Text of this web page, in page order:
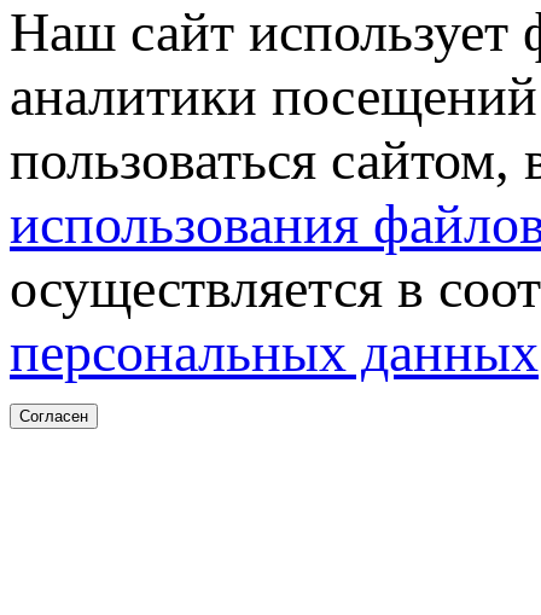
Наш сайт
аналитики
пользоваться
использования
осуществляется в
персональных данных
Согласен